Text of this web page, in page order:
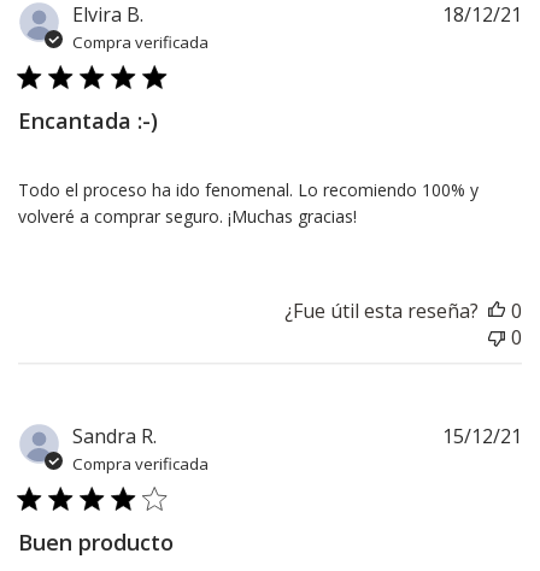
Elvira B.
Compra verificada
Encantada :-)
Todo el proceso ha ido fenomenal. Lo recomiendo 100% y
volveré a comprar seguro. ¡Muchas gracias!
18/12/21
¿Fue útil esta reseña?
0
0
Sandra R.
Compra verificada
Buen producto
15/12/21